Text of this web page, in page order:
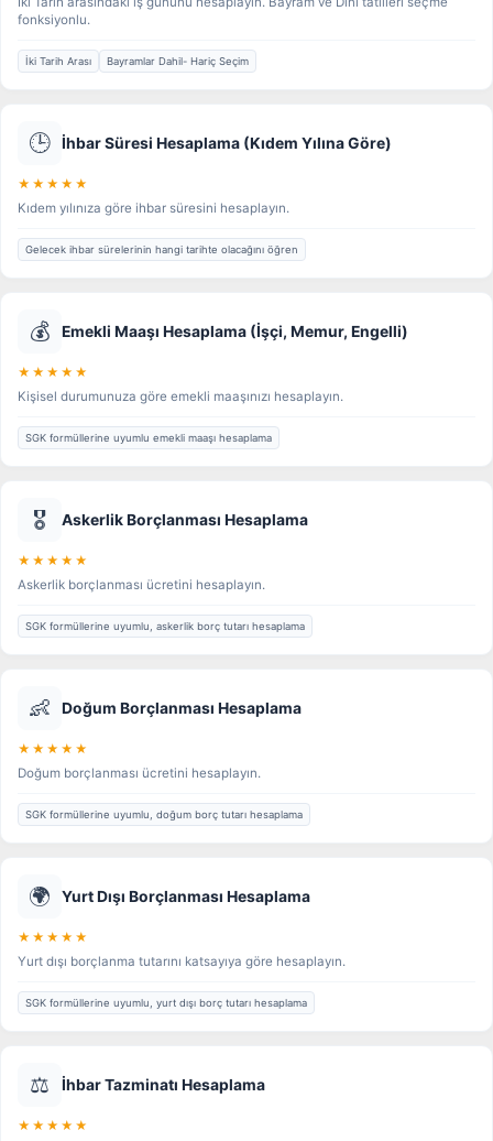
fonksiyonlu.
İki Tarih Arası Bayramlar Dahil- Hariç Seçim
🕒 İhbar Süresi Hesaplama (Kıdem Yılına Göre)
★★★★★
Kıdem yılınıza göre ihbar süresini hesaplayın.
Gelecek ihbar sürelerinin hangi tarihte olacağını öğren
💰 Emekli Maaşı Hesaplama (İşçi, Memur, Engelli)
★★★★★
Kişisel durumunuza göre emekli maaşınızı hesaplayın.
SGK formüllerine uyumlu emekli maaşı hesaplama
🎖️ Askerlik Borçlanması Hesaplama
★★★★★
Askerlik borçlanması ücretini hesaplayın.
SGK formüllerine uyumlu, askerlik borç tutarı hesaplama
👶 Doğum Borçlanması Hesaplama
★★★★★
Doğum borçlanması ücretini hesaplayın.
SGK formüllerine uyumlu, doğum borç tutarı hesaplama
🌍 Yurt Dışı Borçlanması Hesaplama
★★★★★
Yurt dışı borçlanma tutarını katsayıya göre hesaplayın.
SGK formüllerine uyumlu, yurt dışı borç tutarı hesaplama
⚖️ İhbar Tazminatı Hesaplama
★★★★★